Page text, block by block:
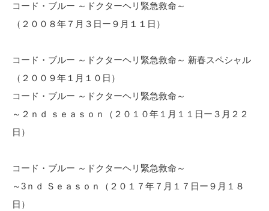
コード・ブルー ～ドクターヘリ緊急救命～
（２００８年７月３日ー９月１１日）
コード・ブルー ～ドクターヘリ緊急救命～ 新春スペシャル
（２００９年１月１０日）
コード・ブルー ～ドクターヘリ緊急救命～
～２ｎｄ ｓｅａｓｏｎ（２０１０年１月１１日ー３月２２
日）
コード・ブルー ～ドクターヘリ緊急救命～
～3ｎｄ Ｓｅａｓｏｎ（２０１７年７月１７日ー９月１８
日）